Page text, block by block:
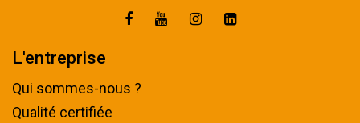
L'entreprise
Qui sommes-nous ?
Qualité certifiée